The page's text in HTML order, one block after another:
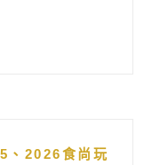
、2026食尚玩